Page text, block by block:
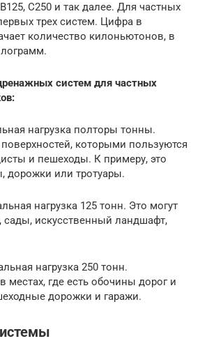
С250 и так далее. Для частных
трех систем. Цифра в
количество килоньютонов, в
систем для частных
нагрузка полторы тонны.
которыми пользуются
и пешеходы. К примеру, это
дорожки или тротуары.
нагрузка 125 тонн. Это могут
сады, искусственный ландшафт,
нагрузка 250 тонн.
местах, где есть обочины дорог и
дорожки и гаражи.